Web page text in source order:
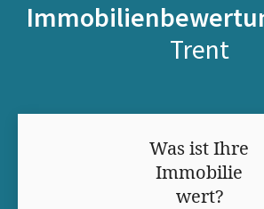
Trent
Was ist Ihre
Immobilie
wert?